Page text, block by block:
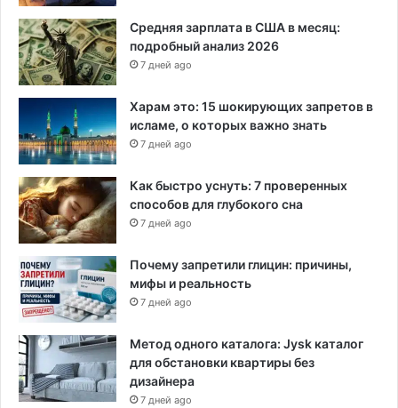
д
о
л
л
а
р
о
в
н
п
о
о
щ
п
с
т
р
а
Средняя зарплата в США в месяц:
подробный анализ 2026
7 дней ago
Харам это: 15 шокирующих запретов в
исламе, о которых важно знать
7 дней ago
Как быстро уснуть: 7 проверенных
способов для глубокого сна
7 дней ago
Почему запретили глицин: причины,
мифы и реальность
7 дней ago
Метод одного каталога: Jysk каталог
для обстановки квартиры без
дизайнера
7 дней ago